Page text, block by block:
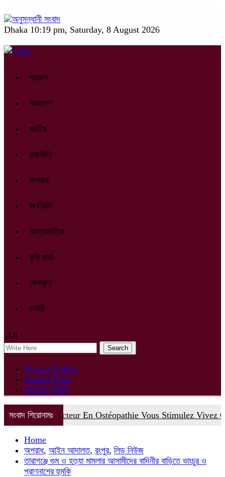
Dhaka 10:19 pm, Saturday, 8 August 2026
প্রচ্ছদ
সারাদেশ
জাতীয়
রাজনীতি
অপরাধ
অর্থনীতি
আন্তর্জাতিক
কৃষি বার্তা
খেলাধুলা
চাকরি
All
Privacy Policy
Sample Page
আমাদের পরিবার
সংবাদ শিরোনামঃDocteur En Ostéopathie Vous Stimulez Vivez
Home
অপরাধ, আইন আদালত, রংপুর, লিড নিউজ
তারাগঞ্জে গুম ও হত্যা মামলার আসামীদের বাদিনীর বাড়িতে ভাংচুর ও
প্রাণনাশের হুমকি